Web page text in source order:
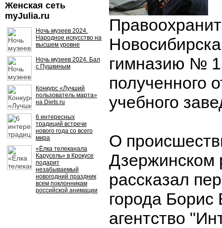
Женская сеть
myJulia.ru
Ночь музеев 2024.
Народное искусство на
высшем уровне
Ночь музеев 2024. Бал
с Пушкиным
Конкурс «Лучший
пользователь марта»
на Diets.ru
6 интересных
традиций встречи
нового года со всего
мира
«Ёлка телеканала
Карусель» в Крокусе
подарит
незабываемый
новогодний праздник
всем поклонникам
российской анимации
гимназию №
полученного
учебного
О
Дзержинском
рассказал
города Борис
агентство